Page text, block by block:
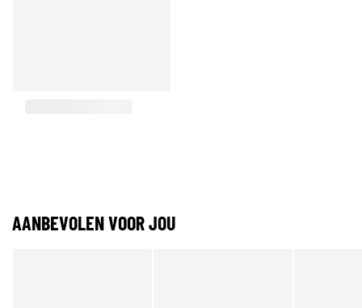
AANBEVOLEN VOOR JOU